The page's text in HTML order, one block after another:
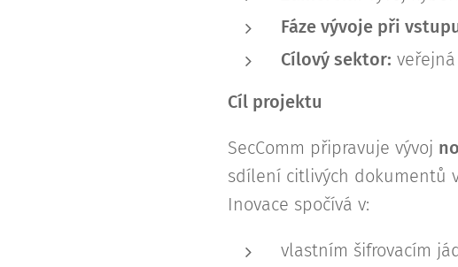
Fáze vývoje při
Cílový sektor:
Cíl projektu
SecComm připravuje vývoj
sdílení citlivých dokumentů
Inovace spočívá v:
vlastním šifrovacím